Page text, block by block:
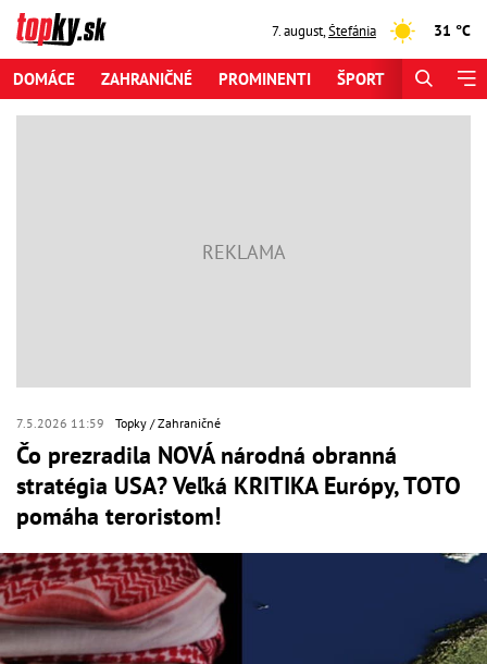
7. august,Štefánia 31 °C
DOMÁCE ZAHRANIČNÉ PROMINENTI ŠPORT
7.5.2026 11:59 Topky Zahraničné
Čo prezradila NOVÁ národná obranná
stratégia USA? Veľká KRITIKA Európy, TOTO
pomáha teroristom!